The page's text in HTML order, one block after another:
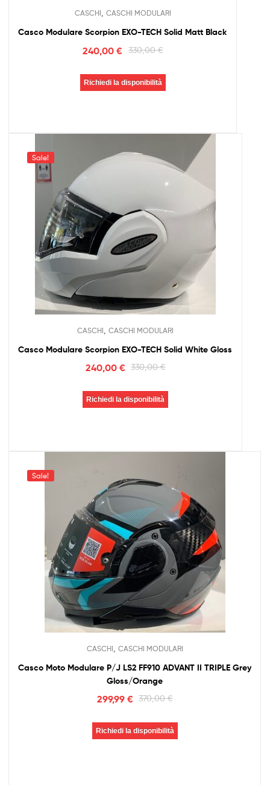
CASCHI CASCHI MODULARI
Casco Modulare Scorpion EXO-TECH Solid Matt Black
330,00€
240,00€
Richiedi la disponibilità
Sale!
CASCHI CASCHI MODULARI
Casco Modulare Scorpion EXO-TECH Solid White Gloss
330,00€
240,00 €
Richiedi la disponibilità
Sale!
CASCHI CASCHI MODULARI
Casco Moto Modulare P/J LS2 FF910 ADVANT II TRIPLE Grey
Gloss/Orange
370,00€
299,99 €
Richiedi la disponibilità